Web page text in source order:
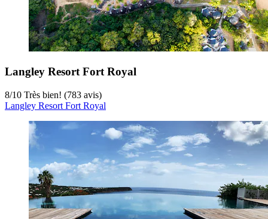
Langley Resort Fort Royal
8/10 Très bien! (783 avis)
Langley Resort Fort Royal